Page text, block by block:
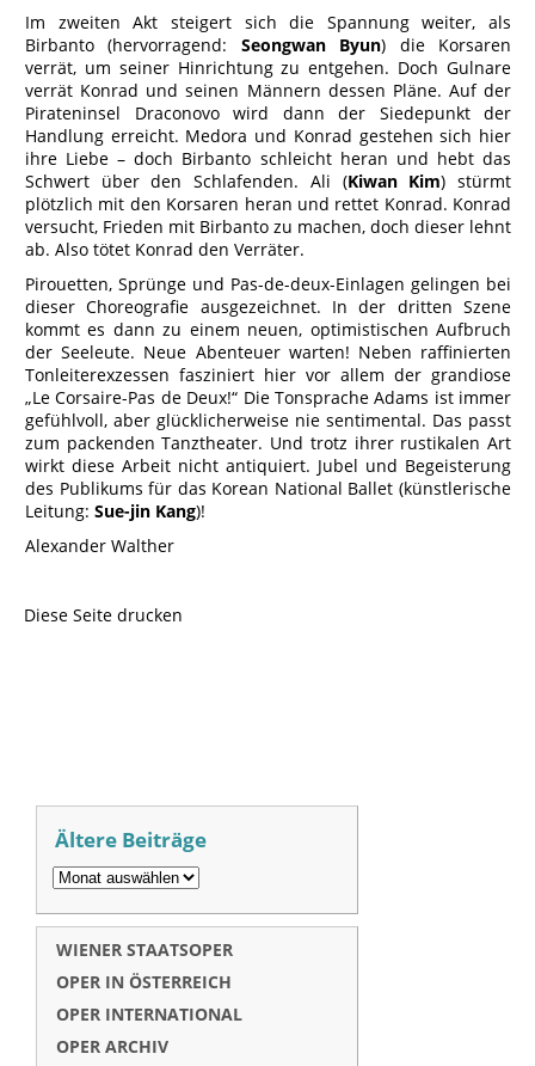
Im zweiten Akt steigert sich die Spannung weiter, als
Birbanto (hervorragend: Seongwan Byun) die Korsaren
verrät, um seiner Hinrichtung zu entgehen. Doch Gulnare
verrät Konrad und seinen Männern dessen Pläne. Auf der
Pirateninsel Draconovo wird dann der Siedepunkt der
Handlung erreicht. Medora und Konrad gestehen sich hier
ihre Liebe – doch Birbanto schleicht heran und hebt das
Schwert über den Schlafenden. Ali (Kiwan Kim) stürmt
plötzlich mit den Korsaren heran und rettet Konrad. Konrad
versucht, Frieden mit Birbanto zu machen, doch dieser lehnt
ab. Also tötet Konrad den Verräter.
Pirouetten, Sprünge und Pas-de-deux-Einlagen gelingen bei
dieser Choreografie ausgezeichnet. In der dritten Szene
kommt es dann zu einem neuen, optimistischen Aufbruch
der Seeleute. Neue Abenteuer warten! Neben raffinierten
Tonleiterexzessen fasziniert hier vor allem der grandiose
„Le Corsaire-Pas de Deux!“ Die Tonsprache Adams ist immer
gefühlvoll, aber glücklicherweise nie sentimental. Das passt
zum packenden Tanztheater. Und trotz ihrer rustikalen Art
wirkt diese Arbeit nicht antiquiert. Jubel und Begeisterung
des Publikums für das Korean National Ballet (künstlerische
Leitung: Sue-jin Kang)!
Alexander Walther
Diese Seite drucken
Ältere Beiträge
WIENER STAATSOPER
OPER IN ÖSTERREICH
OPER INTERNATIONAL
OPER ARCHIV